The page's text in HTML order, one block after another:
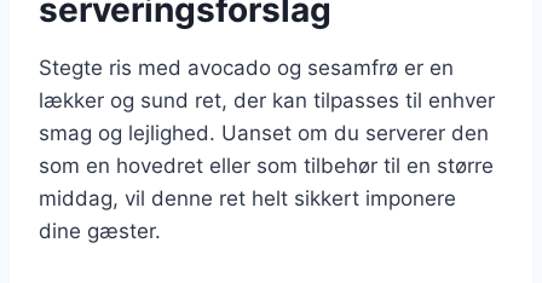
serveringsforslag
Stegte ris med avocado og sesamfrø er en
lækker og sund ret, der kan tilpasses til enhver
smag og lejlighed. Uanset om du serverer den
som en hovedret eller som tilbehør til en større
middag, vil denne ret helt sikkert imponere
dine gæster.